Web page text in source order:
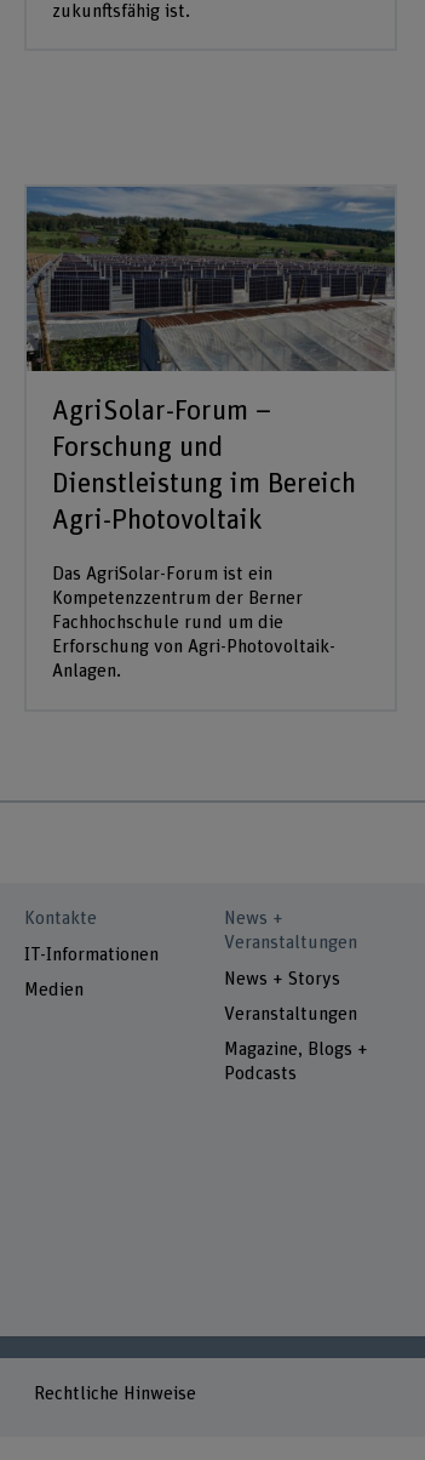
zukunftsfähig ist.
AgriSolar-Forum –
Forschung und
Dienstleistung im Bereich
Agri-Photovoltaik
Das AgriSolar-Forum ist ein
Kompetenzzentrum der Berner
Fachhochschule rund um die
Erforschung von Agri-Photovoltaik-
Anlagen.
Kontakte
IT-Informationen
Medien
News +
Veranstaltungen
News + Storys
Veranstaltungen
Magazine, Blogs +
Podcasts
Rechtliche Hinweise